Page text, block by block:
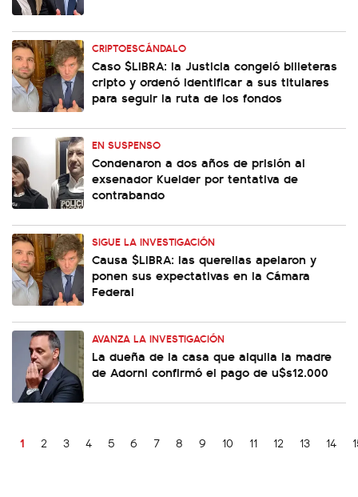
CRIPTOESCÁNDALO
Caso $LIBRA: la Justicia congeló billeteras
cripto y ordenó identificar a sus titulares
para seguir la ruta de los fondos
EN SUSPENSO
Condenaron a dos años de prisión al
exsenador Kueider por tentativa de
contrabando
SIGUE LA INVESTIGACIÓN
Causa $LIBRA: las querellas apelaron y
ponen sus expectativas en la Cámara
Federal
AVANZA LA INVESTIGACIÓN
La dueña de la casa que alquila la madre
de Adorni confirmó el pago de u$s12.000
1 2 3 4 5 6 7 8 9 10 11 12 13 14